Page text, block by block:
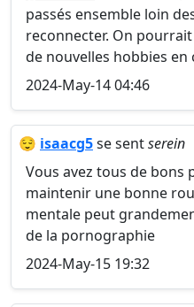
passés ensemble loin
reconnecter. On
de nouvelles hobbies en
2024-May-14 04:46
😌 isaacg5se sentserein
Vous avez tous de bons
maintenir une bonne
mentale peut
de la pornographie
2024-May-15 19:32